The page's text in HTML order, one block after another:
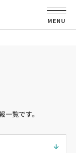
MENU
覧です。